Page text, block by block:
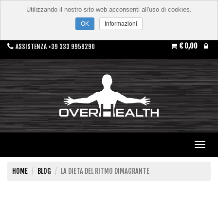
ASSISTENZA +39 333 9959290 € 0,00
HOME BLOG LA DIETA DEL RITMO DIMAGRANTE
Utilizzando il nostro sito web acconsenti all'uso di cookies.
Informazioni